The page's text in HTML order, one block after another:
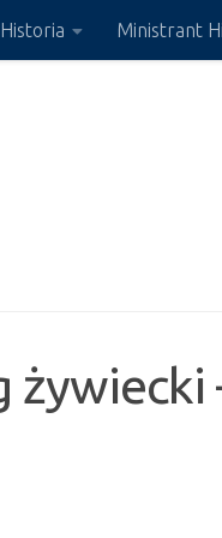
Ministrant